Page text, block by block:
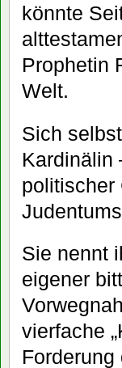
könnte
Prophetin
Welt.
Sich
Kardinälin
politischer
Sie nennt
eigener
vierfache